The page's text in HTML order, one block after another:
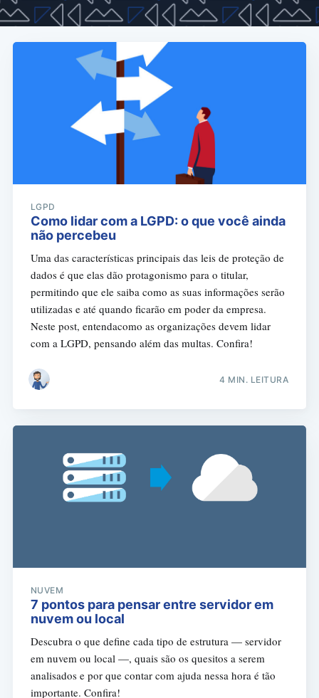
LGPD
Como lidar com a LGPD: o que você ainda
não percebeu
Uma das características principais das leis de proteção de
dados é que elas dão protagonismo para o titular,
permitindo que ele saiba como as suas informações serão
utilizadas e até quando ficarão em poder da empresa.
Neste post, entendacomo as organizações devem lidar
com a LGPD, pensando além das multas. Confira!
4 MIN. LEITURA
NUVEM
7 pontos para pensar entre servidor em
nuvem ou local
Descubra o que define cada tipo de estrutura — servidor
em nuvem ou local —, quais são os quesitos a serem
analisados e por que contar com ajuda nessa hora é tão
importante. Confira!